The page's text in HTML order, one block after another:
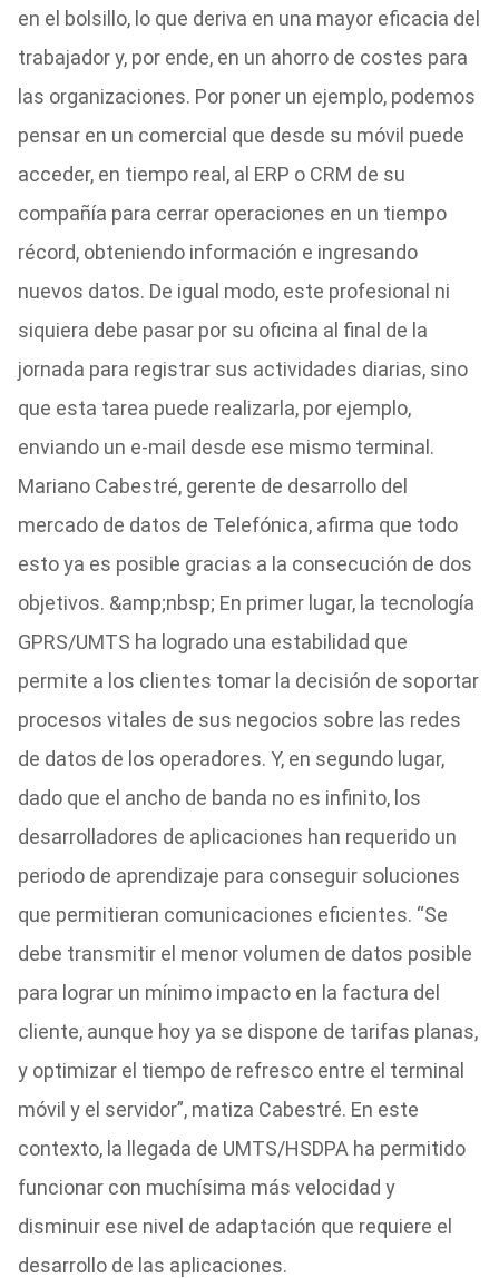
en el bolsillo, lo que deriva en una mayor eficacia del
trabajador y, por ende, en un ahorro de costes para
las organizaciones. Por poner un ejemplo, podemos
pensar en un comercial que desde su móvil puede
acceder, en tiempo real, al ERP o CRM de su
compañía para cerrar operaciones en un tiempo
récord, obteniendo información e ingresando
nuevos datos. De igual modo, este profesional ni
siquiera debe pasar por su oficina al final de la
jornada para registrar sus actividades diarias, sino
que esta tarea puede realizarla, por ejemplo,
enviando un e-mail desde ese mismo terminal.
Mariano Cabestré, gerente de desarrollo del
mercado de datos de Telefónica, afirma que todo
esto ya es posible gracias a la consecución de dos
objetivos. &amp;nbsp; En primer lugar, la tecnología
GPRS/UMTS ha logrado una estabilidad que
permite a los clientes tomar la decisión de soportar
procesos vitales de sus negocios sobre las redes
de datos de los operadores. Y, en segundo lugar,
dado que el ancho de banda no es infinito, los
desarrolladores de aplicaciones han requerido un
periodo de aprendizaje para conseguir soluciones
que permitieran comunicaciones eficientes. “Se
debe transmitir el menor volumen de datos posible
para lograr un mínimo impacto en la factura del
cliente, aunque hoy ya se dispone de tarifas planas,
y optimizar el tiempo de refresco entre el terminal
móvil y el servidor”, matiza Cabestré. En este
contexto, la llegada de UMTS/HSDPA ha permitido
funcionar con muchísima más velocidad y
disminuir ese nivel de adaptación que requiere el
desarrollo de las aplicaciones.